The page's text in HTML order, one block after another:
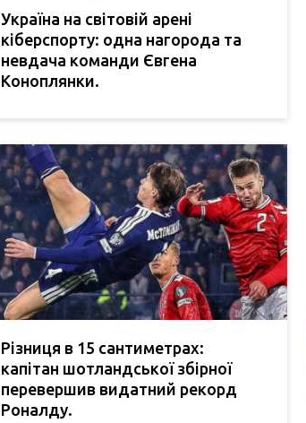
Україна на світовій арені
кіберспорту: одна нагорода та
невдача команди Євгена
Коноплянки.
Різниця в 15 сантиметрах:
капітан шотландської збірної
перевершив видатний рекорд
Роналду.